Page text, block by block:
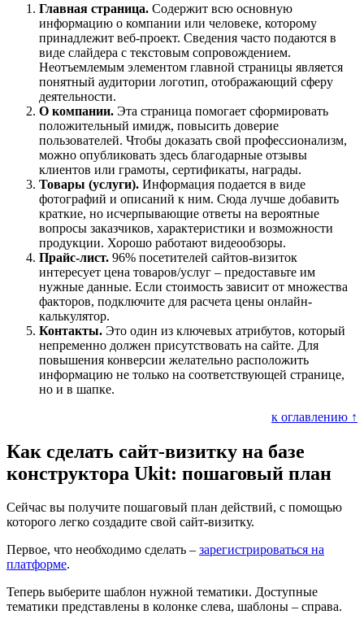
Главная страница. Содержит всю основную
информацию о компании или человеке, которому
принадлежит веб-проект. Сведения часто подаются в
виде слайдера с текстовым сопровождением.
Неотъемлемым элементом главной страницы является
понятный аудитории логотип, отображающий сферу
деятельности.
О компании. Эта страница помогает сформировать
положительный имидж, повысить доверие
пользователей. Чтобы доказать свой профессионализм,
можно опубликовать здесь благодарные отзывы
клиентов или грамоты, сертификаты, награды.
Товары (услуги). Информация подается в виде
фотографий и описаний к ним. Сюда лучше добавить
краткие, но исчерпывающие ответы на вероятные
вопросы заказчиков, характеристики и возможности
продукции. Хорошо работают видеообзоры.
Прайс-лист. 96% посетителей сайтов-визиток
интересует цена товаров/услуг – предоставьте им
нужные данные. Если стоимость зависит от множества
факторов, подключите для расчета цены онлайн-
калькулятор.
Контакты. Это один из ключевых атрибутов, который
непременно должен присутствовать на сайте. Для
повышения конверсии желательно расположить
информацию не только на соответствующей странице,
но и в шапке.
к оглавлению ↑
Как сделать сайт-визитку на базе
конструктора Ukit: пошаговый план
Сейчас вы получите пошаговый план действий, с помощью
которого легко создадите свой сайт-визитку.
Первое, что необходимо сделать – зарегистрироваться на
платформе.
Теперь выберите шаблон нужной тематики. Доступные
тематики представлены в колонке слева, шаблоны – справа.